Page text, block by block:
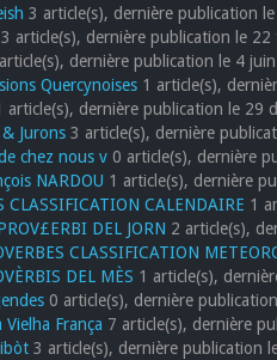
3 article(s), dernière publication
3 article(s), dernière publication le
dernière publication le 4
Quercynoises 1 article(s),
article(s), dernière publication le 29
Jurons 3 article(s), dernière
chez nous v 0 article(s), dernière
NARDOU 1 article(s), dernière
CLASSIFICATION CALENDAIRE 1
DEL JORN 2 article(s),
CLASSIFICATION
DEL MÈS 1 article(s),
0 article(s), dernière
França 7 article(s), dernière
3 article(s), dernière publication